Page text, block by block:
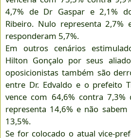
4,7% de Dr Gaspar e 2,1%
Ribeiro. Nulo representa
responderam 5,7%.
Em outros cenários
Hilton Gonçalo por seus
oposicionistas também são
entre Dr. Edvaldo e o prefeito
vence com 64,6% contra
representa 14,6% e não
13,5%.
Se for colocado o atual vice-